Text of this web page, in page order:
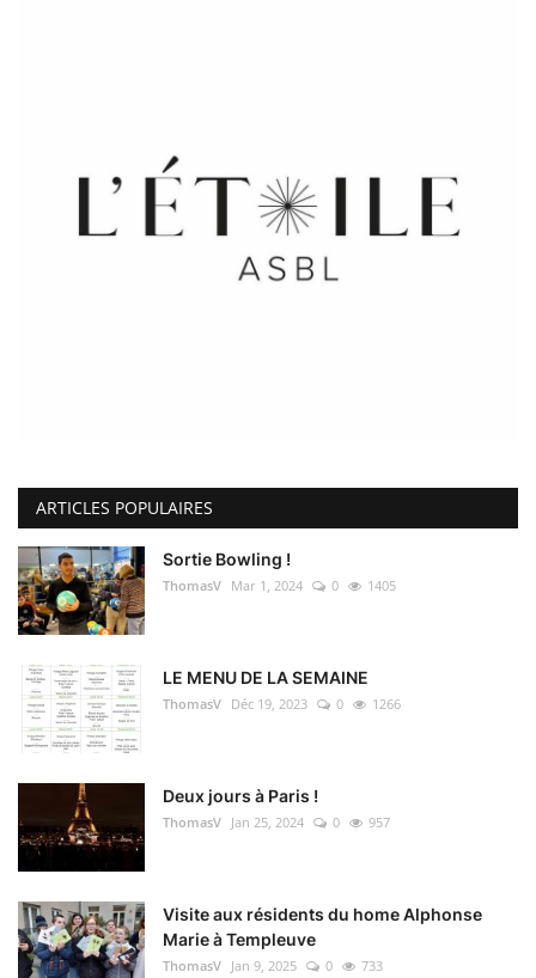
ARTICLES POPULAIRES
Sortie Bowling !
ThomasV Mar 1, 2024 0 1405
LE MENU DE LA SEMAINE
ThomasV Déc 19, 2023 0 1266
Deux jours à Paris !
ThomasV Jan 25, 2024 0 957
Visite aux résidents du home Alphonse
Marie à Templeuve
ThomasV Jan 9, 2025 0 733